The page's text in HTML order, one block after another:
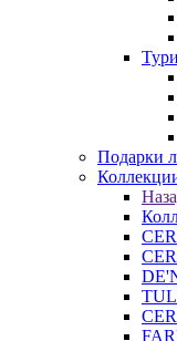
Подарки